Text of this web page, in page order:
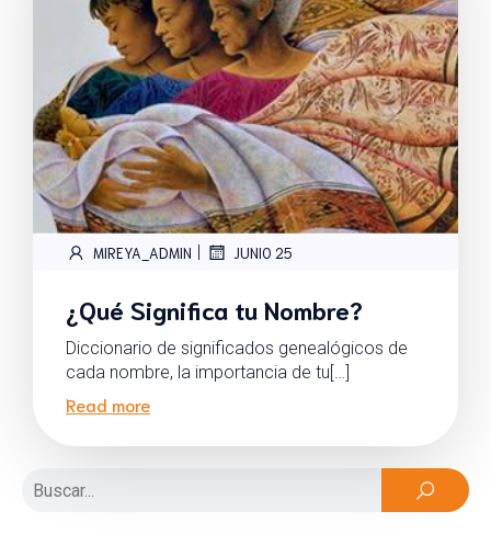
MIREYA_ADMIN | JUNIO 25
¿Qué Significa tu Nombre?
Diccionario de significados genealógicos de
cada nombre, la importancia de tu[…]
Read more